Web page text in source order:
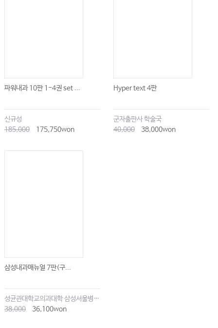
파워내과 10판 1-4권 set ...
신규성
185,000
175,750won
Hyper text 4판
군자출판사 학술국
40,000
38,000won
삼성내과매뉴얼 7판(구...
성균관대학교의과대학 삼성서울병원내과
38,000
36,100won